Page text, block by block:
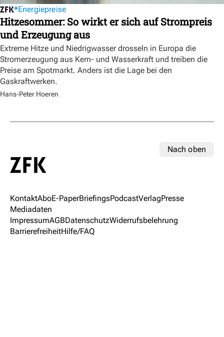
Energiepreise
Hitzesommer: So wirkt er sich auf Strompreis
und Erzeugung aus
Extreme Hitze und Niedrigwasser drosseln in Europa die
Stromerzeugung aus Kern- und Wasserkraft und treiben die
Preise am Spotmarkt. Anders ist die Lage bei den
Gaskraftwerken.
Hans-Peter Hoeren
Nach oben
KontaktAboE-PaperBriefingsPodcastVerlagPresse
Mediadaten
ImpressumAGBDatenschutzWiderrufsbelehrung
BarrierefreiheitHilfe/FAQ